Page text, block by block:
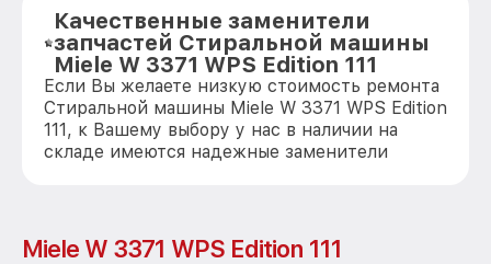
Качественные заменители
запчастей Стиральной машины
Miele W 3371 WPS Edition 111
Если Вы желаете низкую стоимость ремонта
Стиральной машины Miele W 3371 WPS Edition
111, к Вашему выбору у нас в наличии на
складе имеются надежные заменители
Miele W 3371 WPS Edition 111